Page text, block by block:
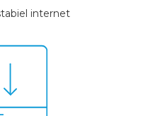
internet